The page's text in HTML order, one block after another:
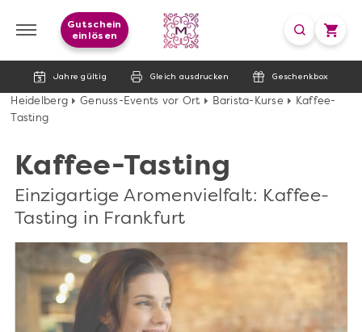
Jahre gültig Gleich ausdrucken Geschenkbox
Gutschein
einlösen
Heidelberg Genuss-Events vor Ort Barista-Kurse
Kaffee-
Tasting
Kaffee-Tasting
Einzigartige Aromenvielfalt: Kaffee-
Tasting in Frankfurt